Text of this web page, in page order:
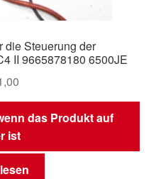
die Steuerung der
II 9665878180 6500JE
das Produkt auf
ist